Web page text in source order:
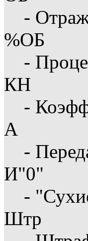
-
%ОБ
-
КН
-
А
-
И"0"
-
Штр